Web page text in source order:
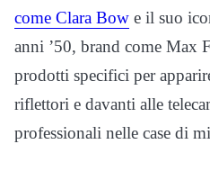
come Clara Bow e il suo
anni ’50, brand come Max
prodotti specifici per
riflettori e davanti alle
professionali nelle case di